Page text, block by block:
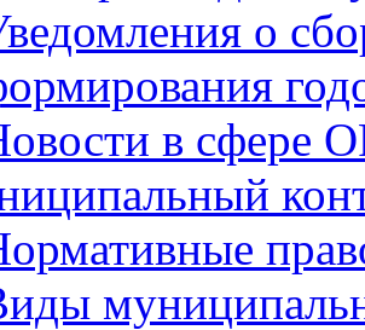
о
в сфере